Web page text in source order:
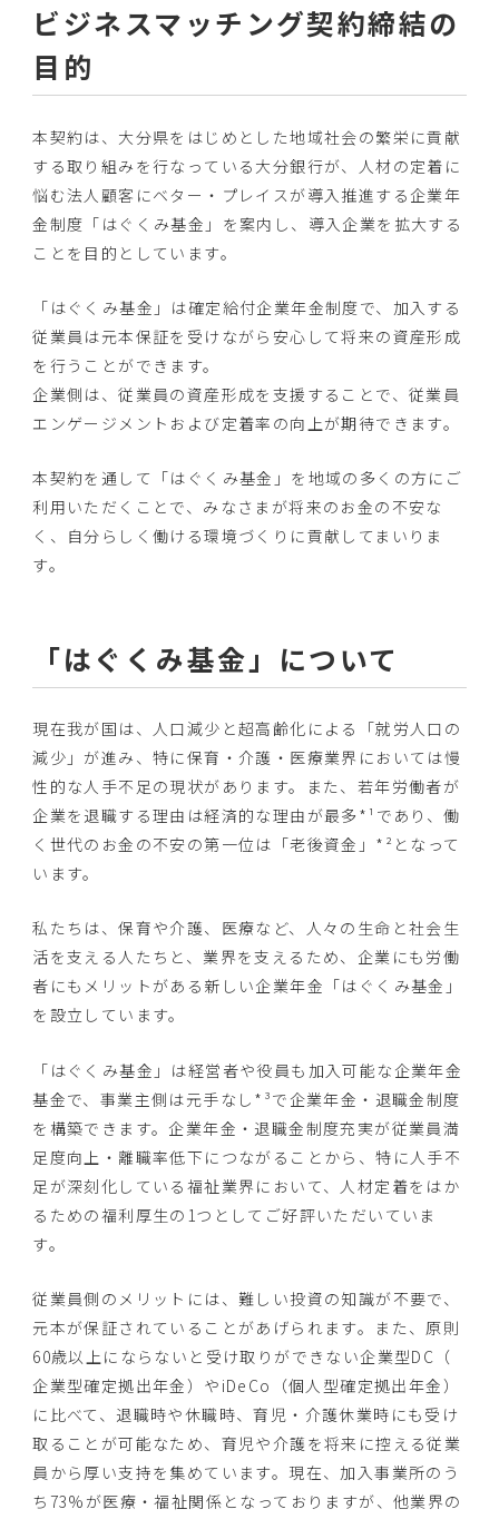
ビジネスマッチング契約締結の
目的
本契約は、 大分県をはじめとした地域社会の繁栄に貢献
する取り組みを行なっ ている大分銀行が、人材の定着に
悩む法人顧客にベター・ プレイスが導入推進する企業年
金制度「はぐくみ基金」を案内し、 導入企業を拡大する
ことを目的としています。
「はぐくみ基金」は確定給付企業年金制度で、 加入する
従業員は元本保証を受けながら安心して将来の資産形成
を 行うことができます。
企業側は、従業員の資産形成を支援することで、 従業員
エンゲージメントおよび定着率の向上が期待できます。
本契約を通して「はぐくみ基金」 を地域の多くの方にご
利用いただくことで、 みなさまが将来のお金の不安な
く、 自分らしく働ける環境づくりに貢献してまいりま
す。
「はぐくみ基金」について
現在我が国は、人口減少と超高齢化による「就労人口の
減少」 が進み、特に保育・介護・ 医療業界においては慢
性的な人手不足の現状があります。また、 若年労働者が
企業を退職する理由は経済的な理由が最多*¹ であり、働
く世代のお金の不安の第一位は「老後資金」*² となって
います。
私たちは、保育や介護、医療など、 人々の生命と社会生
活を支える人たちと、業界を支えるため、 企業にも労働
者にもメリットがある新しい企業年金「はぐくみ基金」
を設立しています。
「はぐくみ基金」は経営者や役員も加入可能な企業年金
基金で、 事業主側は元手なし*³で企業年金・退職金制度
を構築できます。 企業年金・退職金制度充実が従業員満
足度向上・ 離職率低下につながることから、特に人手不
足が深刻化している福祉業界において、 人材定着をはか
るための福利厚生の1つとしてご好評いただいてい ま
す。
従業員側のメリットには、難しい投資の知識が不要で、
元本が保証されていることがあげられます。また、 原則
60歳以上にならないと受け取りができない企業型DC（
企業型確定拠出年金）やiDeCo（個人型確定拠出年金）
に比べて、退職時や休職時、育児・ 介護休業時にも受け
取ることが可能なため、 育児や介護を将来に控える従業
員から厚い支持を集めています。現在、加入事業所のう
ち73%が医療・福祉関係となっておりますが、 他業界の